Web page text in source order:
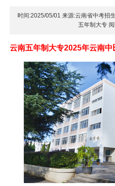
时间:2025/05/01 来源:云南省中考招
五年制大专
云南五年制大专2025年云南